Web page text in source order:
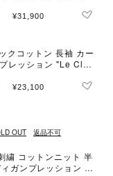
¥31,900
クコットン 長袖 カー
レッション "Le Clas
¥23,100
OUT 返品不可
繍 コットンニット 半
ガンプレッション "S